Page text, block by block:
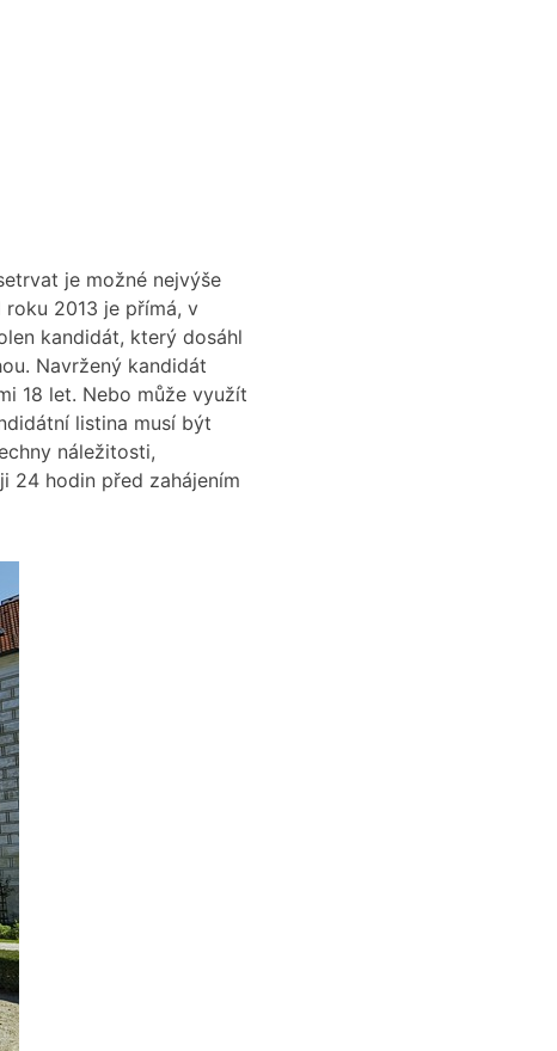
je možné nejvýše
2013 je přímá, v
kandidát, který dosáhl
Navržený kandidát
18 let. Nebo může využít
listina musí být
náležitosti,
24 hodin před zahájením